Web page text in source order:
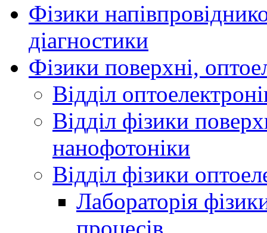
Фізики
діагностики
Фізики поверхні,
Відділ
Відділ фізики
нанофотоніки
Відділ фізики
Лабораторія